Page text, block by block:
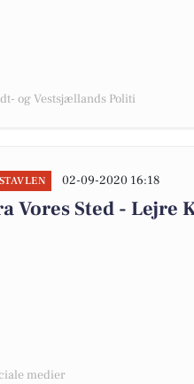
og Vestsjællands Politi
02-09-2020 16:18
Vores Sted - Lejre
medier